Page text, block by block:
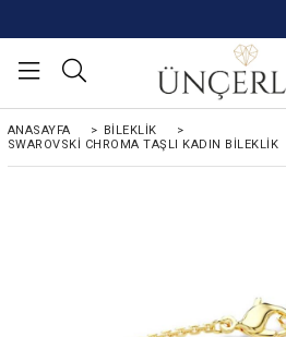
ANASAYFA > BİLEKLİK
>
SWAROVSKI CHROMA TAŞLI KADIN BILEKLIK